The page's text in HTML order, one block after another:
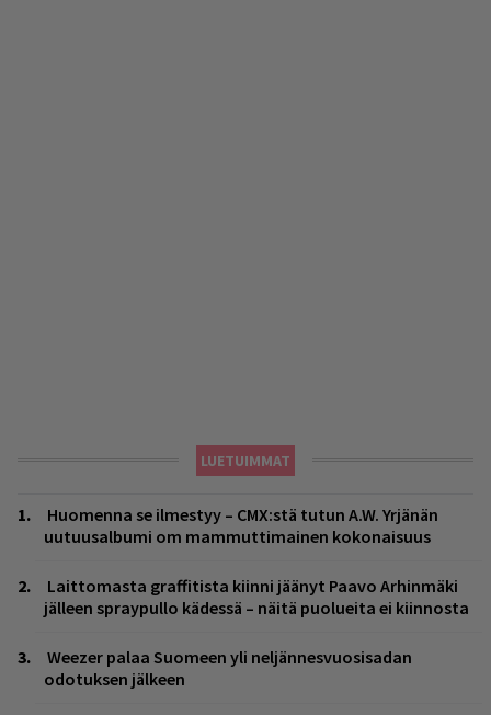
LUETUIMMAT
Huomenna se ilmestyy – CMX:stä tutun A.W. Yrjänän
uutuusalbumi om mammuttimainen kokonaisuus
Laittomasta graffitista kiinni jäänyt Paavo Arhinmäki
jälleen spraypullo kädessä – näitä puolueita ei kiinnosta
Weezer palaa Suomeen yli neljännesvuosisadan
odotuksen jälkeen